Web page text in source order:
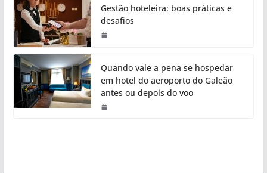
Gestão hoteleira: boas práticas e
desafios
Quando vale a pena se hospedar
em hotel do aeroporto do Galeão
antes ou depois do voo